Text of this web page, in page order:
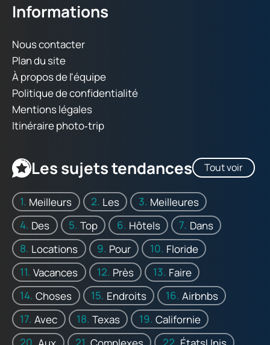
Informations
Nous contacter
Plan du site
À propos de l'équipe
Politique de confidentialité
Mentions légales
Itinéraire photo‑trip
Les sujets tendances Tout voir
Meilleurs Les
Meilleures
Des
Top Hôtels
Dans
Locations
Pour
Floride
Vacances
Près
Faire
Choses
Endroits
Airbnbs
Avec
Texas
Californie